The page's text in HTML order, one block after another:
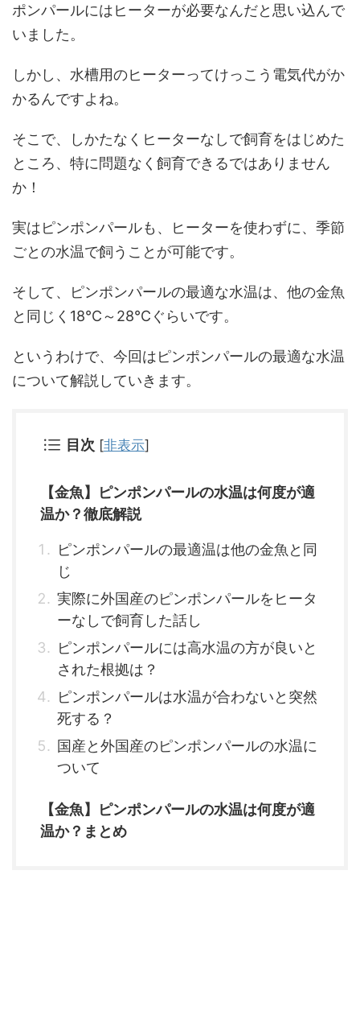
ポンパールにはヒーターが必要なんだと思い込んで
いました。
しかし、水槽用のヒーターってけっこう電気代がか
かるんですよね。
そこで、しかたなくヒーターなしで飼育をはじめた
ところ、特に問題なく飼育できるではありません
か！
実はピンポンパールも、ヒーターを使わずに、季節
ごとの水温で飼うことが可能です。
そして、ピンポンパールの最適な水温は、他の金魚
と同じく18℃～28℃ぐらいです。
というわけで、今回はピンポンパールの最適な水温
について解説していきます。
目次 [非表示]
【金魚】ピンポンパールの水温は何度が適
温か？徹底解説
ピンポンパールの最適温は他の金魚と同
じ
実際に外国産のピンポンパールをヒータ
ーなしで飼育した話し
ピンポンパールには高水温の方が良いと
された根拠は？
ピンポンパールは水温が合わないと突然
死する？
国産と外国産のピンポンパールの水温に
ついて
【金魚】ピンポンパールの水温は何度が適
温か？まとめ